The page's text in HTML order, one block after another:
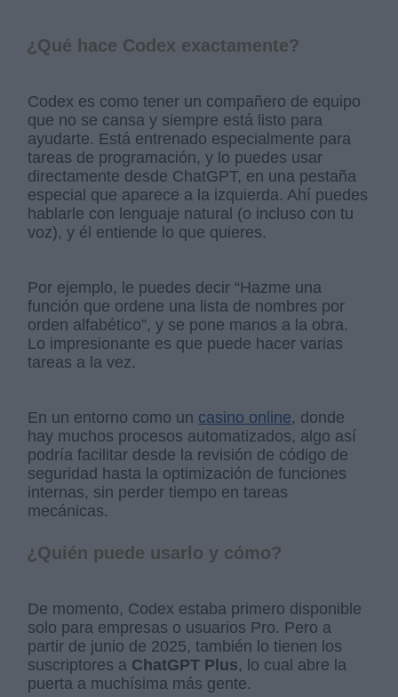
¿Qué hace Codex exactamente?
Codex es como tener un compañero de equipo
que no se cansa y siempre está listo para
ayudarte. Está entrenado especialmente para
tareas de programación, y lo puedes usar
directamente desde ChatGPT, en una pestaña
especial que aparece a la izquierda. Ahí puedes
hablarle con lenguaje natural (o incluso con tu
voz), y él entiende lo que quieres.
Por ejemplo, le puedes decir “Hazme una
función que ordene una lista de nombres por
orden alfabético”, y se pone manos a la obra.
Lo impresionante es que puede hacer varias
tareas a la vez.
En un entorno como un casino online, donde
hay muchos procesos automatizados, algo así
podría facilitar desde la revisión de código de
seguridad hasta la optimización de funciones
internas, sin perder tiempo en tareas
mecánicas.
¿Quién puede usarlo y cómo?
De momento, Codex estaba primero disponible
solo para empresas o usuarios Pro. Pero a
partir de junio de 2025, también lo tienen los
suscriptores a ChatGPT Plus, lo cual abre la
puerta a muchísima más gente.